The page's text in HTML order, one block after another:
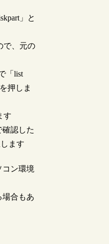
」と
で、元の
「list
押しま
す
認した
ます
ン環境
場合もあ